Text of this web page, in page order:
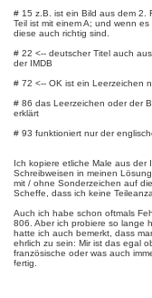
# 15 z.B. ist ein Bild aus dem 2.
Teil ist mit einem A; und wenn
diese auch richtig sind.
# 22 <-- deutscher Titel auch
der IMDB
# 72 <-- OK ist ein Leerzeichen
# 86 das Leerzeichen oder der
erklärt
# 93 funktioniert nur der
Ich kopiere etliche Male aus der
Schreibweisen in meinen
mit / ohne Sonderzeichen auf
Scheffe, dass ich keine
Auch ich habe schon oftmals
806. Aber ich probiere so lange
hatte ich auch bemerkt, dass
ehrlich zu sein: Mir ist das egal
französische oder was auch
fertig.